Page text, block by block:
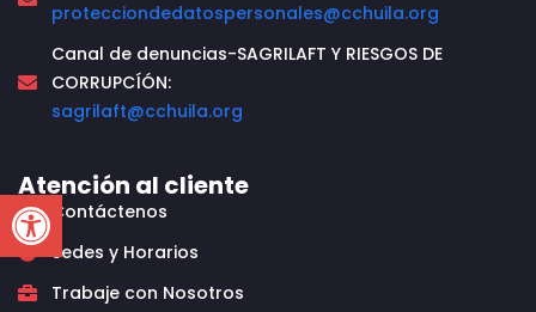
Open toolbar
protecciondedatospersonales@cchuila.org
Canal de denuncias-SAGRILAFT Y RIESGOS DE
CORRUPCÍÓN:
sagrilaft@cchuila.org
Atención al cliente
Contáctenos
Sedes y Horarios
Trabaje con Nosotros